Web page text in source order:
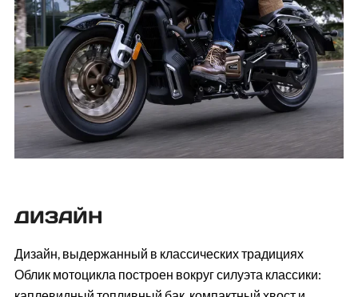
ДИЗАЙН
Дизайн, выдержанный в классических традициях
Облик мотоцикла построен вокруг силуэта классики: